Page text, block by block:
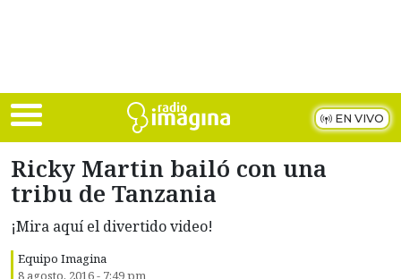
EN VIVO
Ricky Martin bailó con una
tribu de Tanzania
¡Mira aquí el divertido video!
Equipo Imagina
8 agosto, 2016 - 7:49 pm